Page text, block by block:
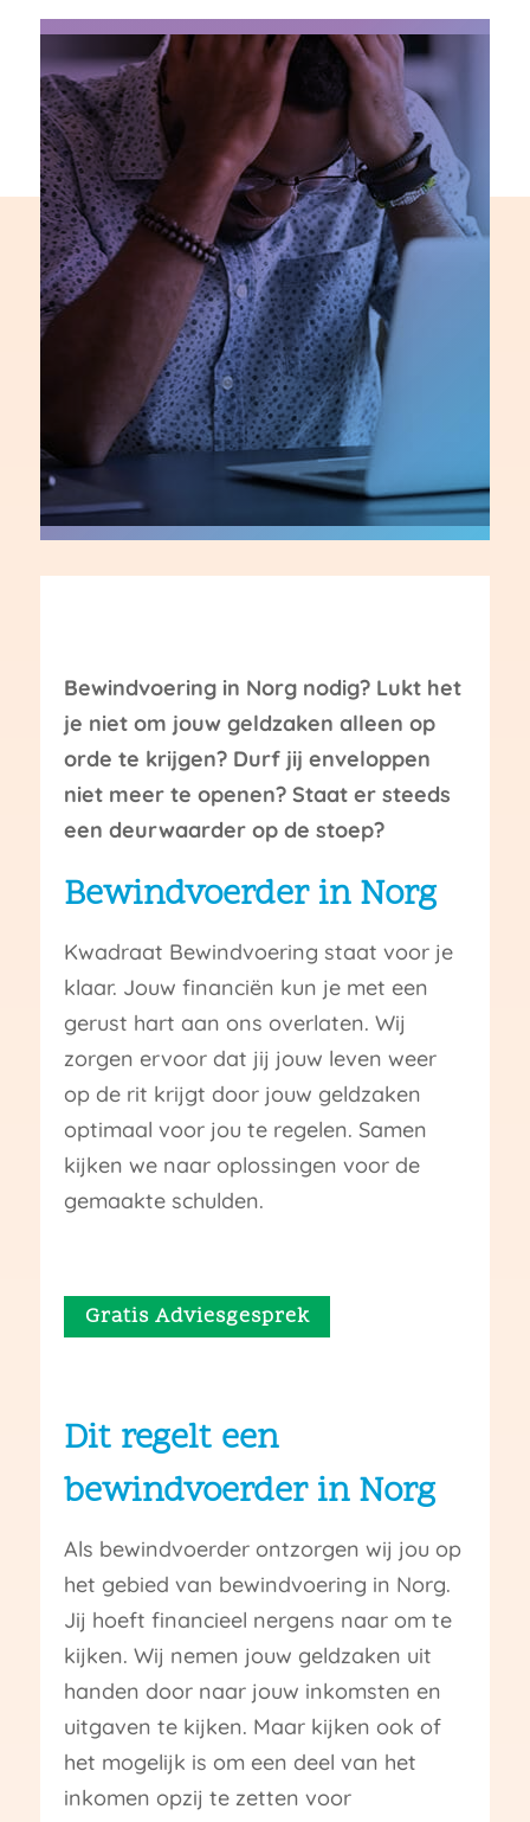
Bewindvoering in Norg nodig? Lukt het
je niet om jouw geldzaken alleen op
orde te krijgen? Durf jij enveloppen
niet meer te openen? Staat er steeds
een deurwaarder op de stoep?
Bewindvoerder in Norg
Kwadraat Bewindvoering staat voor je
klaar. Jouw financiën kun je met een
gerust hart aan ons overlaten. Wij
zorgen ervoor dat jij jouw leven weer
op de rit krijgt door jouw geldzaken
optimaal voor jou te regelen. Samen
kijken we naar oplossingen voor de
gemaakte schulden.
Gratis Adviesgesprek
Dit regelt een
bewindvoerder in Norg
Als bewindvoerder ontzorgen wij jou op
het gebied van bewindvoering in Norg.
Jij hoeft financieel nergens naar om te
kijken. Wij nemen jouw geldzaken uit
handen door naar jouw inkomsten en
uitgaven te kijken. Maar kijken ook of
het mogelijk is om een deel van het
inkomen opzij te zetten voor